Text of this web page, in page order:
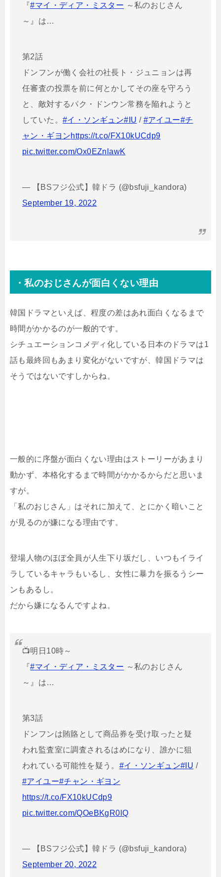
『#マイ・ディア・ミスター ～私のおじさん
～』は…
第2話
ドンフンが働く会社の社長ト・ジュニョンは再
任審査の投票を前に何とかしてその座を守ろう
と、敵対するパク・ドンウン常務を陥れようと
していた。 #イ・ソンギュン#IU / #アイユー#チ
ャン・ギヨンhttps://t.co/FX10kUCdp9
pic.twitter.com/Ox0EZnlawK
— 【BSフジ公式】韓ドラ (@bsfuji_kandora)
September 19, 2022
・私のおじさんが面白くない理由
韓国ドラマといえば、程度の差はあれ面白くなるまで
時間がかかるのが一般的です。
シチュエーションコメディ化している日本のドラマは1
話も最終回もあまり変化がないですが、韓国ドラマは
そうではないですしからね。
一般的に序盤が面白くない理由はストーリーがあまり
動かず、本格化するまで時間がかかるからだと思いま
すが。
「私のおじさん」はそれに加えて、とにかく暗いこと
が見るのが嫌になる理由です。
登場人物のほぼ全員が人生下り坂だし、いつもイライ
ラしているキャラもいるし、女性に暴力を振るうシー
ンもあるし。
だから嫌になるんですよね。
📺明日10時～
『#マイ・ディア・ミスター ～私のおじさん
～』は…
第3話
ドンフンは賄賂として商品券を受け取ったと疑
われ監査室に調査されるはめになり、誰かに狙
われている可能性を疑う。 #イ・ソンギュン#IU /
#アイユー#チャン・ギヨン
https://t.co/FX10kUCdp9
pic.twitter.com/QOeBKgR0lQ
— 【BSフジ公式】韓ドラ (@bsfuji_kandora)
September 20, 2022